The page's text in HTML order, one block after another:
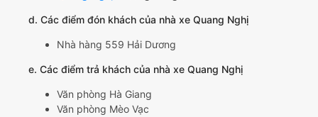
d. Các điểm đón khách của nhà xe Quang Nghị
Nhà hàng 559 Hải Dương
e. Các điểm trả khách của nhà xe Quang Nghị
Văn phòng Hà Giang
Văn phòng Mèo Vạc